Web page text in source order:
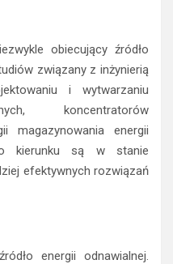
obiecujący źródło
związany z inżynierią
i wytwarzaniu
koncentratorów
magazynowania energii
kierunku są w stanie
efektywnych rozwiązań
energii odnawialnej.